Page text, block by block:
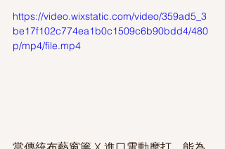
https://video.wixstatic.com/video/359ad5_3
be17f102c774ea1b0c1509c6b90bdd4/480
p/mp4/file.mp4